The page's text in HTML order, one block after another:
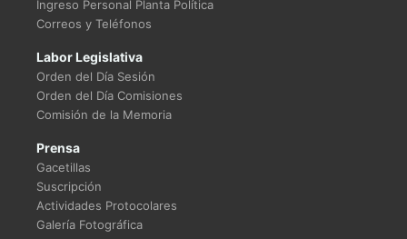
Ingreso Personal Planta Política
Correos y Teléfonos
Labor Legislativa
Orden del Día Sesión
Orden del Día Comisiones
Comisión de la Memoria
Prensa
Gacetillas
Suscripción
Actividades Protocolares
Galería Fotográfica